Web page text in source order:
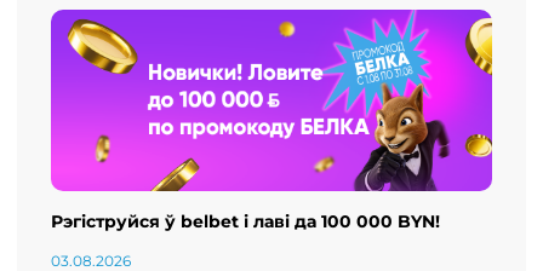
Рэгіструйся ў belbet і лаві да 100 000 BYN!
03.08.2026